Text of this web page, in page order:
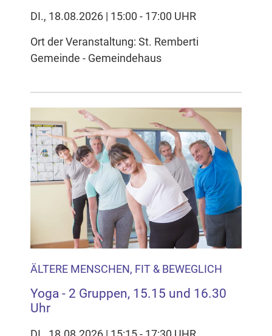
DI., 18.08.2026 | 15:00 - 17:00 UHR
Ort der Veranstaltung: St. Remberti
Gemeinde - Gemeindehaus
ÄLTERE MENSCHEN, FIT & BEWEGLICH
Yoga - 2 Gruppen, 15.15 und 16.30
Uhr